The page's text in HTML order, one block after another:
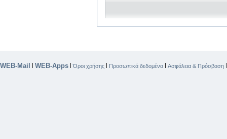
WEB-Mail | WEB-Apps |Όροι χρήσης | Προσωπικά δεδομένα | Ασφάλεια & Πρόσβαση